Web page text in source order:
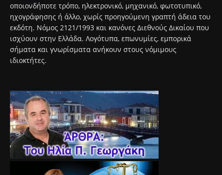
οποιονδήποτε τρόπο, ηλεκτρονικό, μηχανικό, φωτοτυπικό,
ηχογράφησης ή άλλο, χωρίς προηγούμενη γραπτή άδεια του
εκδότη. Νόμος 2121/1993 και κανόνες Διεθνούς Δικαίου που
ισχύουν στην Ελλάδα. Λογότυπα, επωνυμίες, εμπορικά
σήματα και γνωρίσματα ανήκουν στους νόμιμους
ιδιοκτήτες.